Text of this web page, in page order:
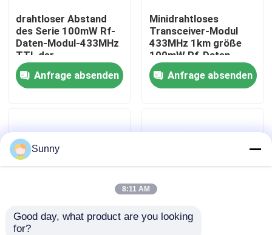
Werksbesichtigung
Qualitätskontrolle
Neuigkeiten
Blog
drahtloser Abstand
des Serie 100mW Rf-
Daten-Modul-433MHz
TTL der
Schnittstellen-1km
LOSAnfrage absenden
Minidrahtloses
Transceiver-Modul
433MHz 1km größe
100mW Rf-Daten-
Modul TTLs
Anfrage absenden
senden drahtlose
Sunny
8:11 AM
Good day, what product are you looking
for?